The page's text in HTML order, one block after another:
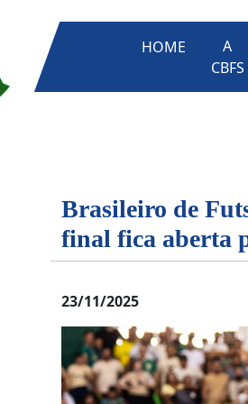
HOME
A
CBFS
Brasileiro de
final fica aberta
23/11/2025